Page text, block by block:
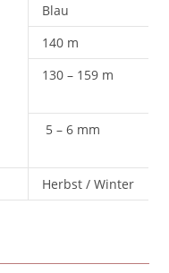
Blau
140 m
130 – 159 m
5 – 6 mm
Herbst / Winter